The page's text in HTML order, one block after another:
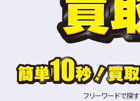
フリーワードで探す